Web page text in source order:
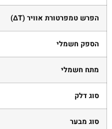
הפרש טמפרטורת אוויר (ΔT)
הספק חשמלי
מתח חשמלי
סוג דלק
סוג מבער